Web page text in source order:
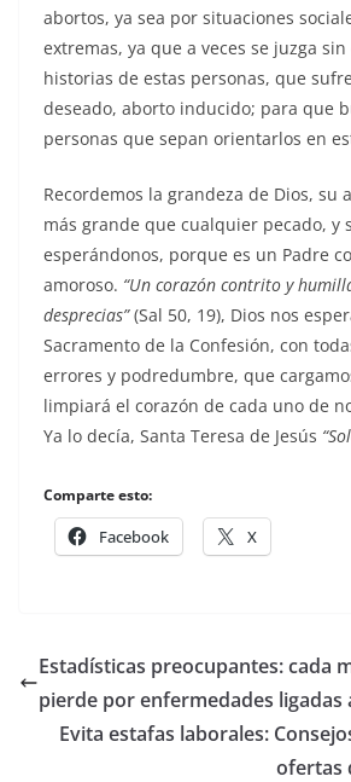
abortos, ya sea por situaciones
extremas, ya que a veces se juzga
historias de estas personas, que
deseado, aborto indu­cido; para que
personas que sepan orientarlos en
Recordemos la grandeza de Dios, su
más grande que cualquier pecado, y
esperándonos, porque es un Padre
amoroso. “Un corazón contrito y
desprecias”(Sal 50, 19), Dios nos
Sacramento de la Confesión, con
errores y podre­dumbre, que
limpiará el cora­zón de cada uno de
Ya lo de­cía, Santa Te­resa de Jesús
Comparte esto:
Facebook X
Estadísticas preocupantes: cada
pierde por enfermedades ligadas
Evita estafas laborales:
ofertas